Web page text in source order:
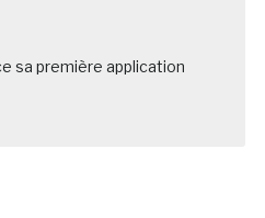
sa première application